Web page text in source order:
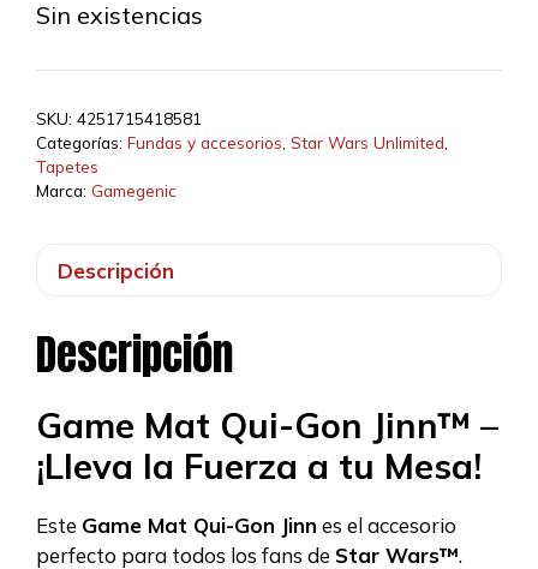
Sin existencias
SKU: 4251715418581
Categorías: Fundas y accesorios Star Wars Unlimited
Tapetes
Marca: Gamegenic
Descripción
Descripción
Game Mat Qui-Gon Jinn™ –
¡Lleva la Fuerza a tu Mesa!
Este Game Mat Qui-Gon Jinn es el accesorio
perfecto para todos los fans de Star Wars™.